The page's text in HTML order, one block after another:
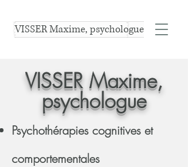
VISSER Maxime, psychologue
VISSER Maxime,
psychologue
Psychothérapies cognitives et
comportementales